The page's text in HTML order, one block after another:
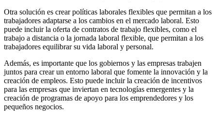
Otra solución es crear políticas laborales flexibles que permitan a los
trabajadores adaptarse a los cambios en el mercado laboral. Esto
puede incluir la oferta de contratos de trabajo flexibles, como el
trabajo a distancia o la jornada laboral flexible, que permitan a los
trabajadores equilibrar su vida laboral y personal.
Además, es importante que los gobiernos y las empresas trabajen
juntos para crear un entorno laboral que fomente la innovación y la
creación de empleos. Esto puede incluir la creación de incentivos
para las empresas que inviertan en tecnologías emergentes y la
creación de programas de apoyo para los emprendedores y los
pequeños negocios.